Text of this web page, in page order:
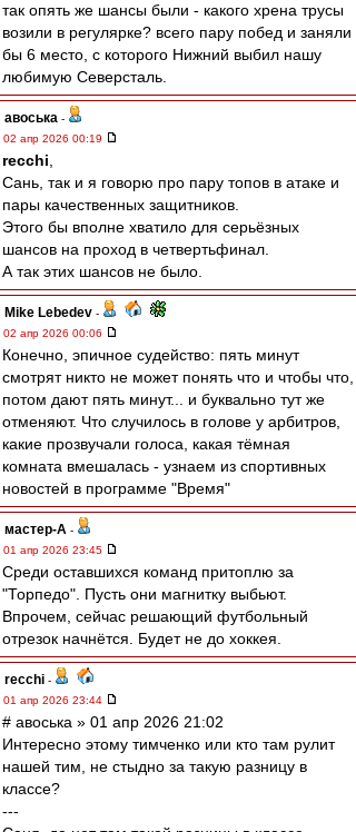
так опять же шансы были - какого хрена трусы
возили в регулярке? всего пару побед и заняли
бы 6 место, с которого Нижний выбил нашу
любимую Северсталь.
авоська -
02 апр 2026 00:19
recchi
Сань, так и я говорю про пару топов в атаке и
пары качественных защитников.
Этого бы вполне хватило для серьёзных
шансов на проход в четвертьфинал.
А так этих шансов не было.
Mike Lebedev -
02 апр 2026 00:06
Конечно, эпичное судейство: пять минут
смотрят никто не может понять что и чтобы что,
потом дают пять минут... и буквально тут же
отменяют. Что случилось в голове у арбитров,
какие прозвучали голоса, какая тёмная
комната вмешалась - узнаем из спортивных
новостей в программе "Время"
мастер-А -
01 апр 2026 23:45
Среди оставшихся команд притоплю за
"Торпедо". Пусть они магнитку выбьют.
Впрочем, сейчас решающий футбольный
отрезок начнётся. Будет не до хоккея.
recchi -
01 апр 2026 23:44
# авоська » 01 апр 2026 21:02
Интересно этому тимченко или кто там рулит
нашей тим, не стыдно за такую разницу в
классе?
---